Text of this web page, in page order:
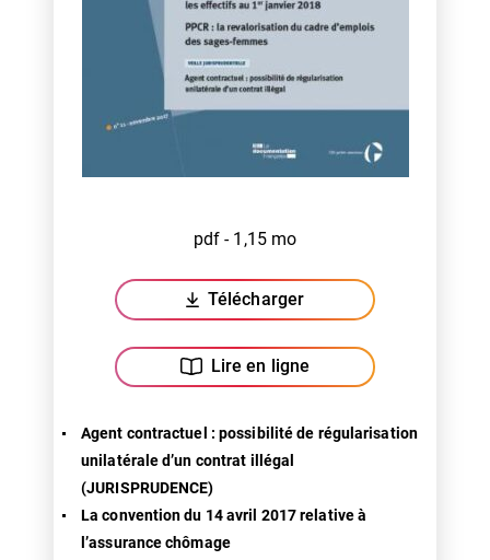
pdf - 1,15 mo
Télécharger
(ouverture dans un nouvel
Lire en ligne
Agent contractuel : possibilité de régularisation
unilatérale d’un contrat illégal
(JURISPRUDENCE)
La convention du 14 avril 2017 relative à
l’assurance chômage